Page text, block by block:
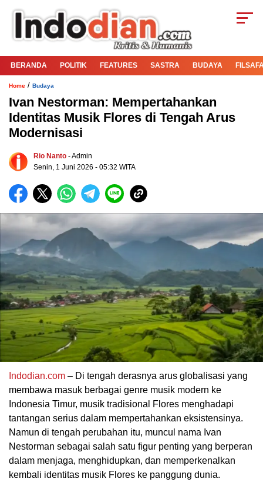
BERANDA POLITIK FEATURES SASTRA BUDAYA
Home / Budaya
Ivan Nestorman: Mempertahankan
Identitas Musik Flores di Tengah Arus
Modernisasi
Rio Nanto - Admin
Senin, 1 Juni 2026 - 05:32 WITA
Indodian.com – Di tengah derasnya arus globalisasi yang
membawa masuk berbagai genre musik modern ke
Indonesia Timur, musik tradisional Flores menghadapi
tantangan serius dalam mempertahankan eksistensinya.
Namun di tengah perubahan itu, muncul nama Ivan
Nestorman sebagai salah satu figur penting yang berperan
dalam menjaga, menghidupkan, dan memperkenalkan
kembali identitas musik Flores ke panggung dunia.